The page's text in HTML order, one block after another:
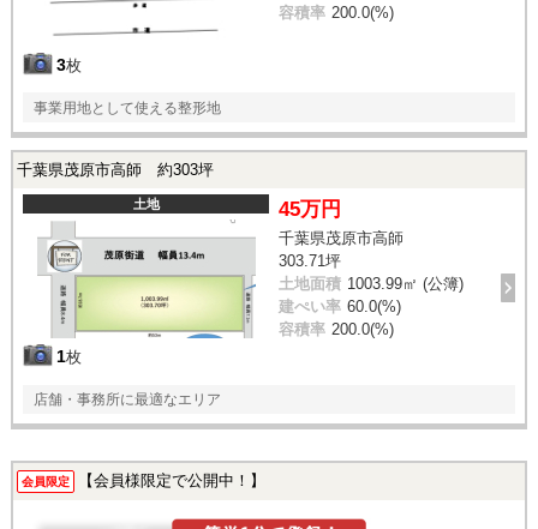
3枚
容積率 200.0(%)
事業用地として使える整形地
千葉県茂原市高師 約303坪
土地
1枚
45万円
千葉県茂原市高師
303.71坪
土地面積 1003.99㎡ (公簿)
建ぺい率 60.0(%)
容積率 200.0(%)
店舗・事務所に最適なエリア
会員限定 【会員様限定で公開中！】